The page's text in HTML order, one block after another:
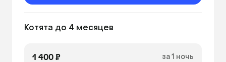
Котята до 4 месяцев
1 400 ₽ за 1 ночь